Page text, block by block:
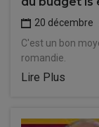
20 décembre
C'est un bon
romandie.
Lire Plus